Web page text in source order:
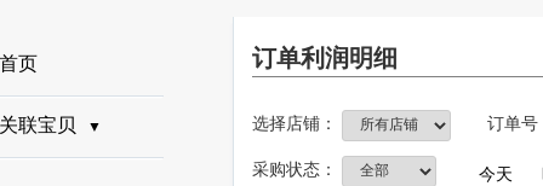
首页
关联宝贝 ▼
订单利润明细
选择店铺： 订单号
采购状态： 今天